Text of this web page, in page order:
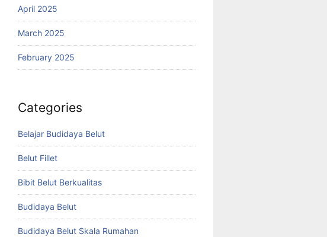
April 2025
March 2025
February 2025
Categories
Belajar Budidaya Belut
Belut Fillet
Bibit Belut Berkualitas
Budidaya Belut
Budidaya Belut Skala Rumahan